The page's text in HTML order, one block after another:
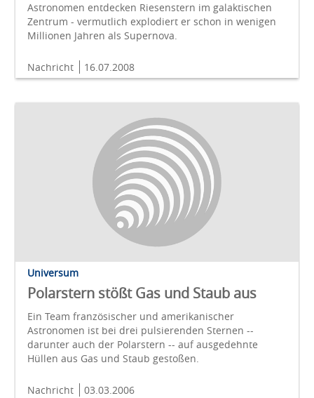
Astronomen entdecken Riesenstern im galaktischen
Zentrum - vermutlich explodiert er schon in wenigen
Millionen Jahren als Supernova.
Nachricht 16.07.2008
Universum
Polarstern stößt Gas und Staub aus
Ein Team französischer und amerikanischer
Astronomen ist bei drei pulsierenden Sternen --
darunter auch der Polarstern -- auf ausgedehnte
Hüllen aus Gas und Staub gestoßen.
Nachricht 03.03.2006